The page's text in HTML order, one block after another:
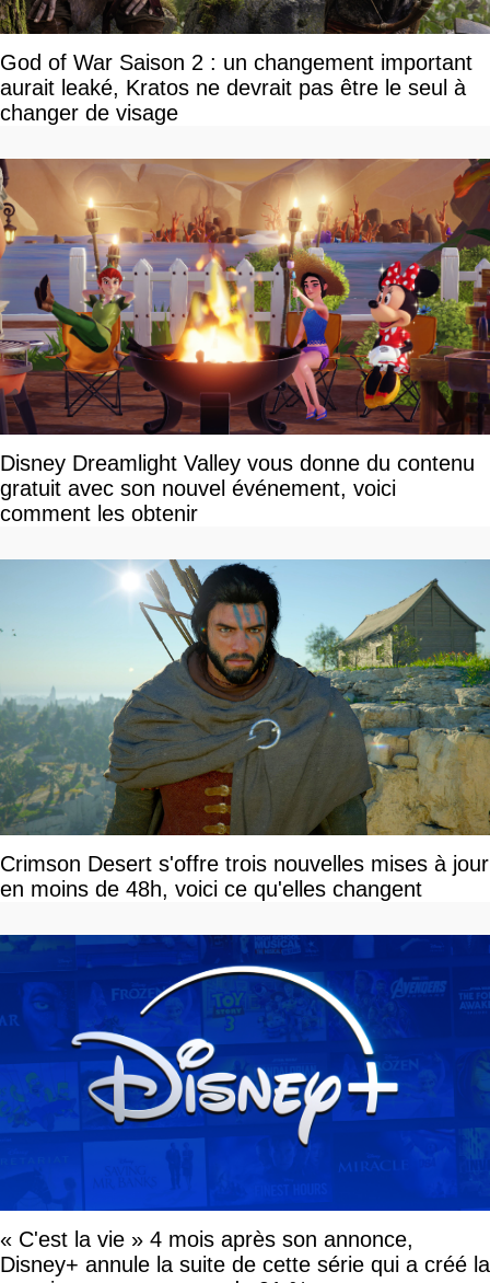
God of War Saison 2 : un changement important
aurait leaké, Kratos ne devrait pas être le seul à
changer de visage
Disney Dreamlight Valley vous donne du contenu
gratuit avec son nouvel événement, voici
comment les obtenir
Crimson Desert s'offre trois nouvelles mises à jour
en moins de 48h, voici ce qu'elles changent
« C'est la vie » 4 mois après son annonce,
Disney+ annule la suite de cette série qui a créé la